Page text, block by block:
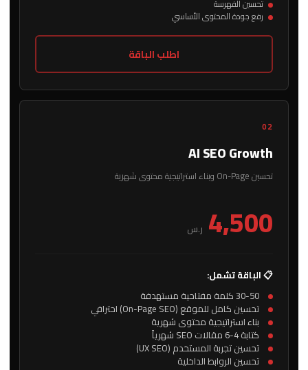
تحسين الفهرسة
رفع جودة المحتوى الأساسي
اطلب الباقة
02
AI SEO Growth
تحسين On-Page وبناء استراتيجية محتوى شهرية
4,500 ر.س
📋 الباقة تشمل:
30-50 كلمة مفتاحية مستهدفة
تحسين كامل للموقع (On-Page SEO) احترافي
بناء استراتيجية محتوى شهرية
كتابة 4-6 مقالات SEO شهرياً
تحسين تجربة المستخدم (UX SEO)
تحسين الروابط الداخلية